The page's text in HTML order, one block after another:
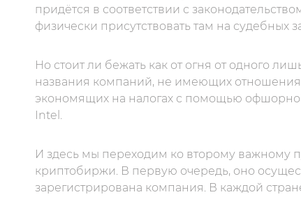
придётся в соответствии с
физически присутствовать там на судебных
Но стоит ли бежать как от огня от одного
названия компаний, не имеющих отношения
экономящих на налогах с помощью
Intel.
И здесь мы переходим ко второму важному
криптобиржи. В первую очередь, оно
зарегистрирована компания. В каждой